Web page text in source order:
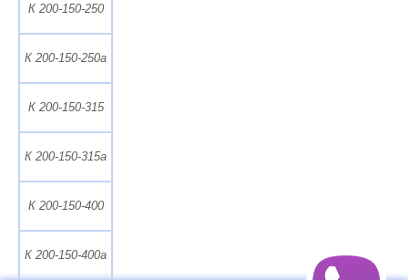
К 200-150-250
К 200-150-250а
К 200-150-315
К 200-150-315а
К 200-150-400
К 200-150-400а